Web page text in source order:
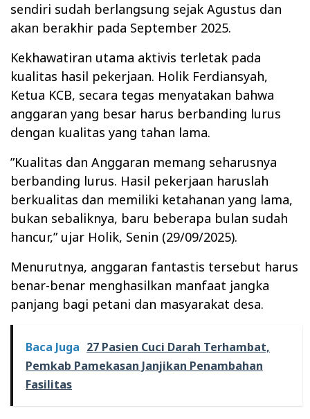
sendiri sudah berlangsung sejak Agustus dan
akan berakhir pada September 2025.
‎Kekhawatiran utama aktivis terletak pada
kualitas hasil pekerjaan. Holik Ferdiansyah,
Ketua KCB, secara tegas menyatakan bahwa
anggaran yang besar harus berbanding lurus
dengan kualitas yang tahan lama.
‎”Kualitas dan Anggaran memang seharusnya
berbanding lurus. Hasil pekerjaan haruslah
berkualitas dan memiliki ketahanan yang lama,
bukan sebaliknya, baru beberapa bulan sudah
hancur,” ujar Holik, Senin (29/09/2025).
‎Menurutnya, anggaran fantastis tersebut harus
benar-benar menghasilkan manfaat jangka
panjang bagi petani dan masyarakat desa.
Baca Juga 27 Pasien Cuci Darah Terhambat,
Pemkab Pamekasan Janjikan Penambahan
Fasilitas